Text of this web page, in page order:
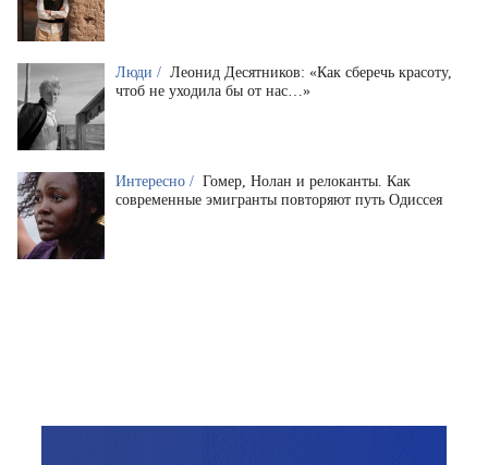
Люди / Леонид Десятников: «Как сберечь красоту,
чтоб не уходила бы от нас…»
Интересно / Гомер, Нолан и релоканты. Как
современные эмигранты повторяют путь Одиссея